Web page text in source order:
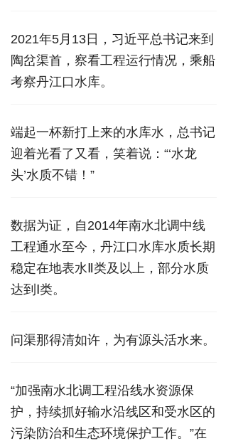
2021年5月13日，习近平总书记来到
陶岔渠首，察看工程运行情况，乘船
考察丹江口水库。
端起一杯新打上来的水库水，总书记
迎着光看了又看，笑着说：“‘水龙
头’水质不错！”
数据为证，自2014年南水北调中线
工程通水至今，丹江口水库水质长期
稳定在地表水Ⅱ类及以上，部分水质
达到Ⅰ类。
问渠那得清如许，为有源头活水来。
“加强南水北调工程沿线水资源保
护，持续抓好输水沿线区和受水区的
污染防治和生态环境保护工作。”在